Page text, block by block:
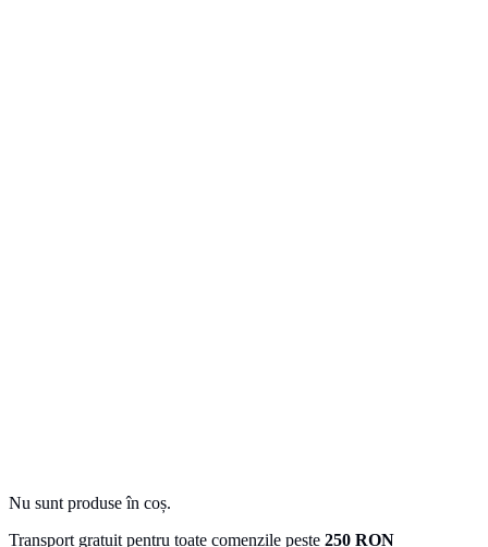
Nu sunt produse în coș.
Transport gratuit pentru toate comenzile peste 250 RON